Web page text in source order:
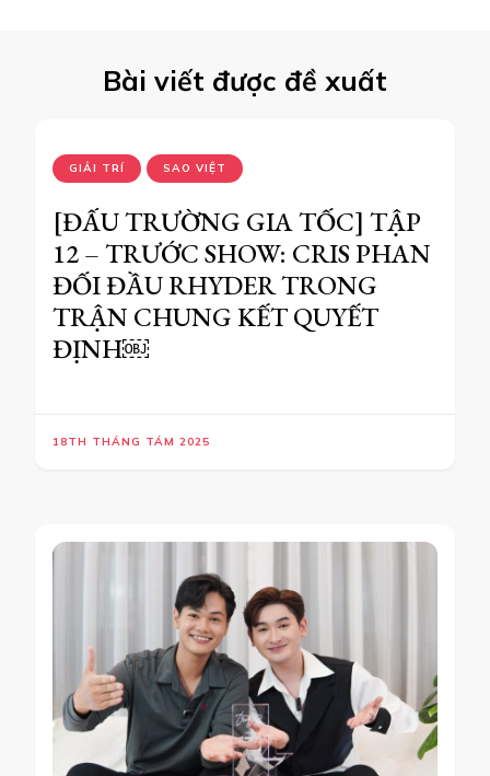
Bài viết được đề xuất
GIẢI TRÍ SAO VIỆT
[ĐẤU TRƯỜNG GIA TỐC] TẬP
12 – TRƯỚC SHOW: CRIS PHAN
ĐỐI ĐẦU RHYDER TRONG
TRẬN CHUNG KẾT QUYẾT
ĐỊNH￼
18TH THÁNG TÁM 2025